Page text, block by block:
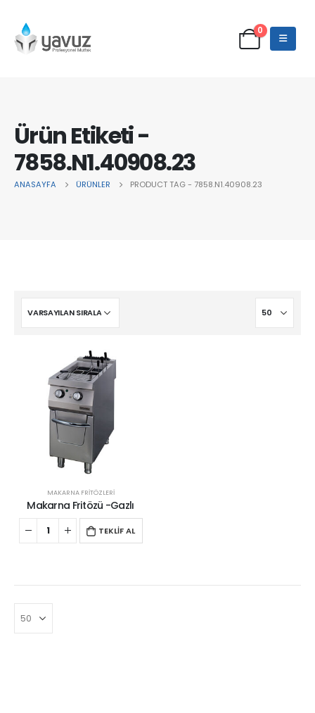
0
Ürün Etiketi -
7858.N1.40908.23
ANASAYFA ÜRÜNLER PRODUCT TAG - 7858.N1.40908.23
MAKARNA FRİTÖZLERİ
Makarna Fritözü -Gazlı
TEKLİF AL